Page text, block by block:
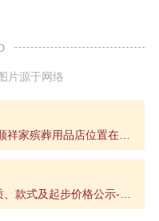
片源于网络
家属在北京大兴区,想咨询下附近天顺祥家殡葬用品店位置在哪？想选购寿衣骨灰盒？
北京天顺祥各区实体店殡葬用品材质、款式及起步价格公示-骨灰盒及寿衣